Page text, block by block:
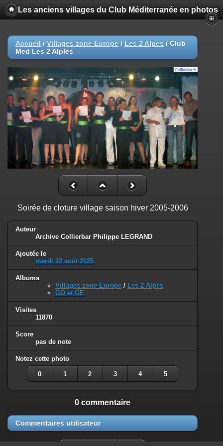
Les anciens villages du Club Méditerranée en photos
Accueil / Villages zone Europe / Les 2 Alpes / Club
Med Les 2 Alples
Soirée de cloture village saison hiver 2005-2006
Auteur
Archive Collierbar Philippe LEGRAND
Ajoutée le
mardi 12 août 2025
Albums
Villages zone Europe / Les 2 Alpes
GO et GE
Visites
11870
Score
pas de note
Notez cette photo
0 1 2 3 4 5
0 commentaire
Commentaires utilisateur